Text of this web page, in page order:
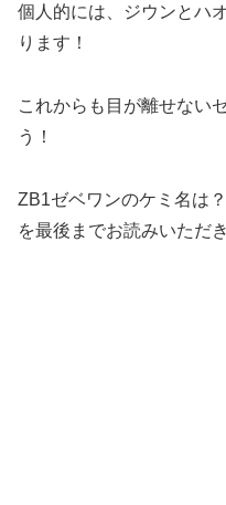
個人的には、ジウンとハ
ります！
これからも目が離せない
う！
ZB1ゼベワンのケミ名は
を最後までお読みいただ